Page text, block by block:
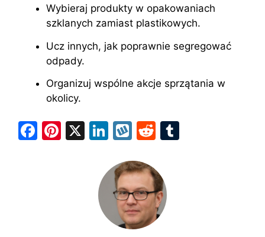
Wybieraj produkty w opakowaniach
szklanych zamiast plastikowych.
Ucz innych, jak poprawnie segregować
odpady.
Organizuj wspólne akcje sprzątania w
okolicy.
F
Pi X
Li
k
e
dI
n
W
k
o
p
R
d
di
t